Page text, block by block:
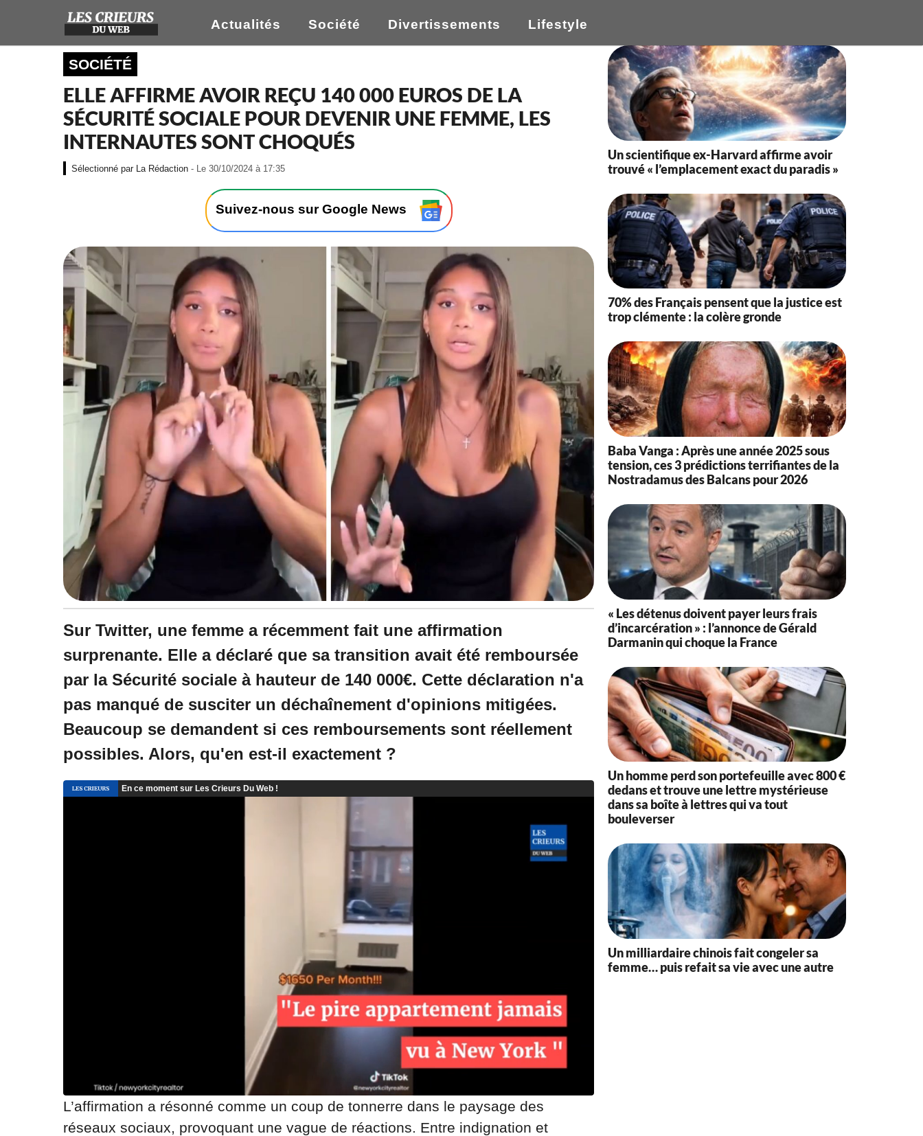
Actualités Société Divertissements Lifestyle
SOCIÉTÉ
ELLE AFFIRME AVOIR REÇU 140 000 EUROS DE LA
SÉCURITÉ SOCIALE POUR DEVENIR UNE FEMME, LES
INTERNAUTES SONT CHOQUÉS
La Rédaction - Le 30/10/2024 à 17:35
3
/
1
:
Suivez-nous sur Google News
Sur Twitter, une femme a récemment fait une affirmation
surprenante. Elle a déclaré que sa transition avait été remboursée
par la Sécurité sociale à hauteur de 140 000€. Cette déclaration n'a
pas manqué de susciter un déchaînement d'opinions mitigées.
Beaucoup se demandent si ces remboursements sont réellement
possibles. Alors, qu'en est-il exactement ?
L’affirmation a résonné comme un coup de tonnerre dans le paysage des
réseaux sociaux, provoquant une vague de réactions. Entre indignation et
Un scientifique ex-Harvard affirme avoir
trouvé « l’emplacement exact du paradis »
70% des Français pensent que la justice est
trop clémente : la colère gronde
Baba Vanga : Après une année 2025 sous
tension, ces 3 prédictions terrifiantes de la
Nostradamus des Balcans pour 2026
« Les détenus doivent payer leurs frais
d’incarcération » : l’annonce de Gérald
Darmanin qui choque la France
Un homme perd son portefeuille avec 800 €
dedans et trouve une lettre mystérieuse
dans sa boîte à lettres qui va tout
bouleverser
Un milliardaire chinois fait congeler sa
femme… puis refait sa vie avec une autre